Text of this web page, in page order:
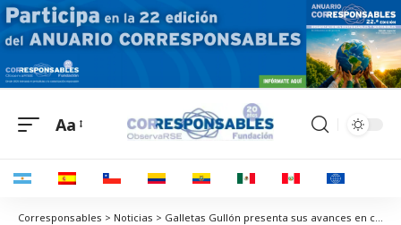
Aa
Corresponsables > Noticias > Galletas Gullón presenta sus avances en criterios Ambientales, Sociales y de Gobernanza